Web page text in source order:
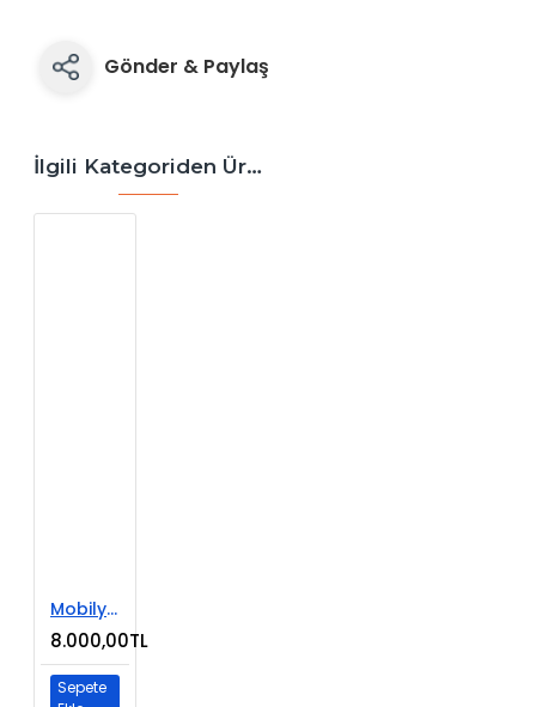
Gönder & Paylaş
İlgili Kategoriden Ürünler
Mobilya Satışı E-Ticaret Web Sitesi
8.000,00TL
Sepete